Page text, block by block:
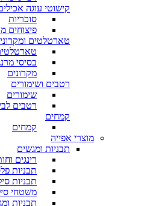
קישוטי עוגה
סוכריות
פיצוחים
טארטלטים
בסיסי
מקרונים
רטבים ושימורים
שימורים
רטבים
קמחים
קמחים
מוצרי אפייה
תבניות ומגשים
רינגים
תבניות
תבניות
משטחי
תבניות